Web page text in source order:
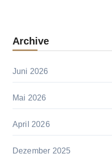
Archive
Juni 2026
Mai 2026
April 2026
Dezember 2025